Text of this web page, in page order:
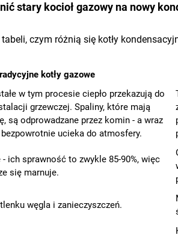
stary kocioł gazowy na nowy
czym różnią się kotły
kotły gazowe
w tym procesie ciepło przekazują do
grzewczej. Spaliny, które mają
są odprowadzane przez komin - a wraz
ucieka do atmosfery.
ich sprawność to zwykle 85-90%, więc
się marnuje.
węgla i zanieczyszczeń.